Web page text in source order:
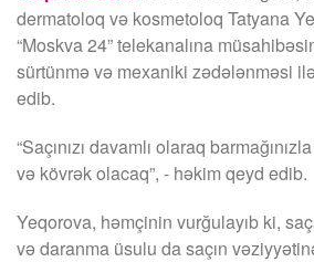
dermatoloq və kosmetoloq Tatyana
“Moskva 24” telekanalına
sürtünmə və mexaniki zədələnməsi
edib.
“Saçınızı davamlı olaraq
və kövrək olacaq”, - həkim qeyd edib.
Yeqorova, həmçinin vurğulayıb ki,
və daranma üsulu da saçın